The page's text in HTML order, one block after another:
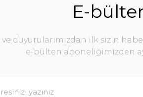
E-
ve duyurularımızdan ilk sizin
e-bülten aboneliğimizden